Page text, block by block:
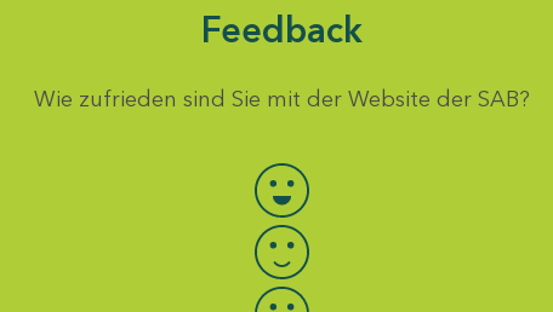
Feedback
Wie zufrieden sind Sie mit der Website der SAB?
Bewertung auswählen